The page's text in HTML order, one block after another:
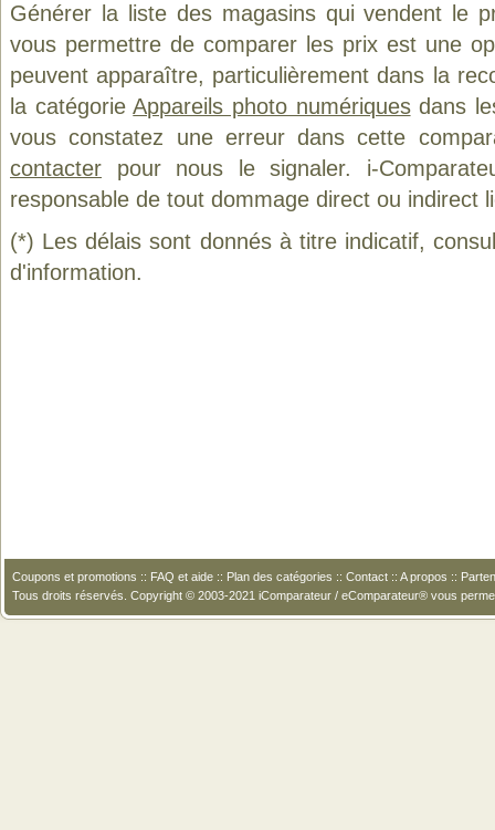
Générer la liste des magasins qui vendent le
vous permettre de comparer les prix est une
peuvent apparaître, particulièrement dans la
la catégorieAppareils photo numériquesdans
vous constatez une erreur dans cette
contacter pour nous le signaler. i-
responsable de tout dommage direct ou indirect
(*) Les délais sont donnés à titre indicatif,
d'information.
Coupons et promotions :: FAQ et aide :: Plan des catégories :: Contact :: A propos ::
Tous droits réservés. Copyright © 2003-2021 iComparateur / eComparateur® vous